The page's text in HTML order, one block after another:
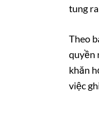
tung
Theo
quyền
khăn
việc